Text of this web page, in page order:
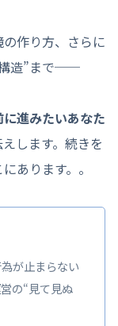
作り方、さらに
構造”まで──
進みたいあなた
します。続きを
あります。。
が止まらない
の“見て見ぬ